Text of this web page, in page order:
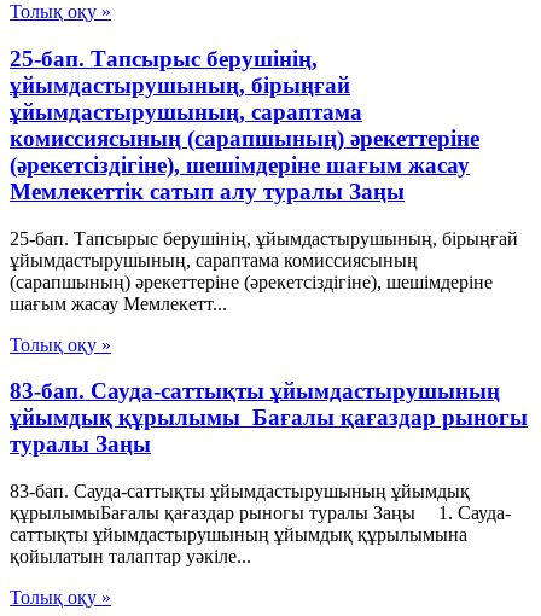
Толық оқу »
25-бап. Тапсырыс берушінің,
ұйымдастырушының, бірыңғай
ұйымдастырушының, сараптама
комиссиясының (сарапшының) әрекеттеріне
(әрекетсіздігіне), шешімдеріне шағым жасау
Мемлекеттiк сатып алу туралы Заңы
25-бап. Тапсырыс берушінің, ұйымдастырушының, бірыңғай
ұйымдастырушының, сараптама комиссиясының
(сарапшының) әрекеттеріне (әрекетсіздігіне), шешімдеріне
шағым жасау Мемлекетт...
Толық оқу »
83-бап. Сауда-саттықты ұйымдастырушының
ұйымдық құрылымы Бағалы қағаздар рыногы
туралы Заңы
83-бап. Сауда-саттықты ұйымдастырушының ұйымдық
құрылымыБағалы қағаздар рыногы туралы Заңы 1. Сауда-
саттықты ұйымдастырушының ұйымдық құрылымына
қойылатын талаптар уәкiле...
Толық оқу »